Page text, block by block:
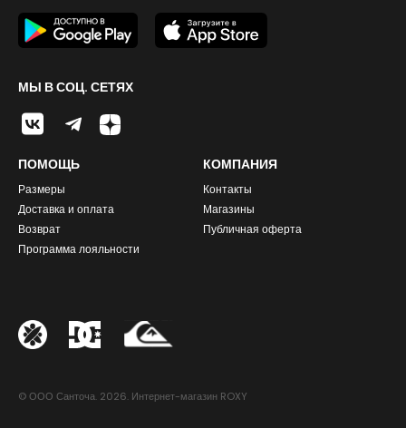
МЫ В СОЦ. СЕТЯХ
ПОМОЩЬ
Размеры
Доставка и оплата
Возврат
Программа лояльности
КОМПАНИЯ
Контакты
Магазины
Публичная оферта
© ООО Санточа. 2026. Интернет-магазин ROXY